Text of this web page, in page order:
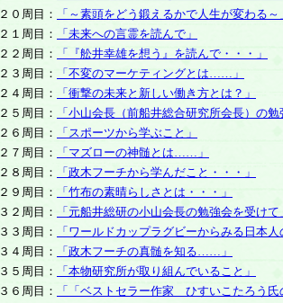
２０周目：
「～素頭をどう鍛えるかで人生が変わる～
２１周目：
「未来への言霊を読んで」
２２周目：
「『舩井幸雄を想う』を読んで・・・」
２３周目：
「不変のマーケティングとは……」
２４周目：
「衝撃の未来と新しい働き方とは？」
２５周目：
「小山会長（前船井総合研究所会長）の勉
２６周目：
「スポーツから学ぶこと」
２７周目：
「マズローの神髄とは……」
２８周目：
「政木フーチから学んだこと・・・」
２９周目：
「竹布の素晴らしさとは・・・」
３２周目：
「元船井総研の小山会長の勉強会を受けて
３３周目：
「ワールドカップラグビーからみる日本人
３４周目：
「政木フーチの真髄を知る……」
３５周目：
「本物研究所が取り組んでいること」
３６周目：
「「ベストセラー作家 ひすいこたろう氏